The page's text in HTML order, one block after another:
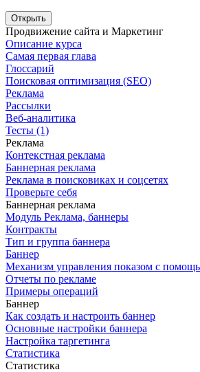
Открыть
Продвижение сайта и Маркетинг
Описание курса
Самая первая глава
Глоссарий
Поисковая оптимизация (SEO)
Реклама
Рассылки
Веб-аналитика
Тесты (1)
Реклама
Контекстная реклама
Баннерная реклама
Реклама в поисковиках и соцсетях
Проверьте себя
Баннерная реклама
Модуль Реклама, баннеры
Контракты
Тип и группа баннера
Баннер
Механизм управления показом с
Отчеты по рекламе
Примеры операций
Баннер
Как создать и настроить баннер
Основные настройки баннера
Настройка таргетинга
Статистика
Статистика